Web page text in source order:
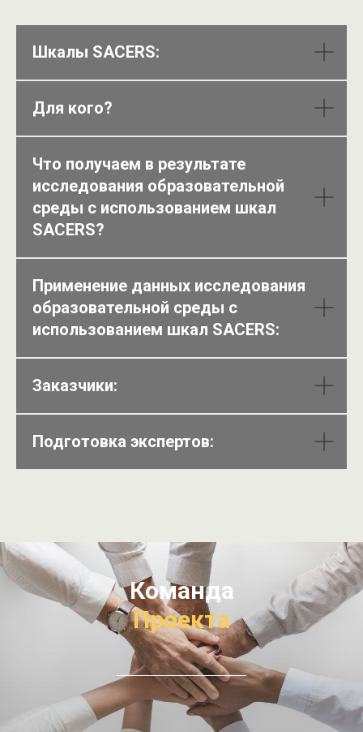
Шкалы SACERS:
Для кого?
Что получаем в результате
исследования образовательной
среды с использованием шкал
SACERS?
Применение данных исследования
образовательной среды с
использованием шкал SACERS:
Заказчики:
Подготовка экспертов:
Команда
Проекта